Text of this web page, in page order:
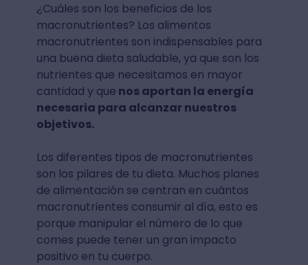
¿Cuáles son los beneficios de los
macronutrientes? Los alimentos
macronutrientes son indispensables para
una buena dieta saludable, ya que son los
nutrientes que necesitamos en mayor
cantidad y que nos aportan la energía
necesaria para alcanzar nuestros
objetivos.
Los diferentes tipos de macronutrientes
son los pilares de tu dieta. ⁣Muchos planes
de alimentación se centran en cuántos
macronutrientes consumir al día, esto es
porque manipular el número de lo que
comes puede tener un gran impacto
positivo en tu cuerpo.⁣